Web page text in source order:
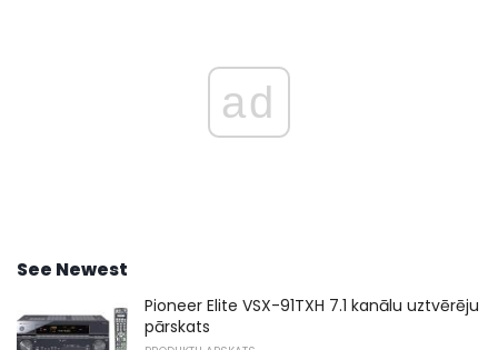
ad
See Newest
Pioneer Elite VSX-91TXH 7.1 kanālu uztvērēju
pārskats